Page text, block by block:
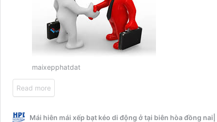
maixepphatdat
Read more
Mái hiên mái xếp bạt kéo di động ở tại biên hòa đồng